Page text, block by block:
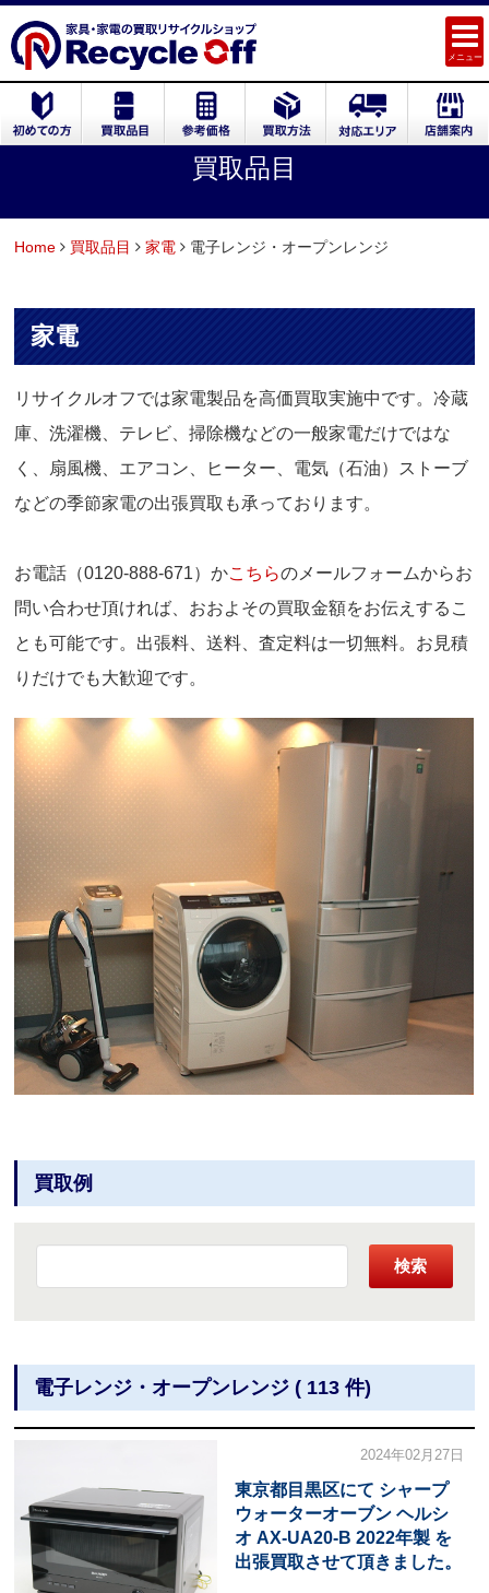
メニュー
買取品目
Home 買取品目 家電 電子レンジ・オープンレンジ
家電
リサイクルオフでは家電製品を高価買取実施中です。冷蔵
庫、洗濯機、テレビ、掃除機などの一般家電だけではな
く、扇風機、エアコン、ヒーター、電気（石油）ストーブ
などの季節家電の出張買取も承っております。
お電話（0120-888-671）かこちらのメールフォームからお
問い合わせ頂ければ、おおよその買取金額をお伝えするこ
とも可能です。出張料、送料、査定料は一切無料。お見積
りだけでも大歓迎です。
買取例
検索
電子レンジ・オープンレンジ ( 113 件)
2024年02月27日
東京都目黒区にて シャープ
ウォーターオーブン ヘルシ
オ AX-UA20-B 2022年製 を
出張買取させて頂きました。